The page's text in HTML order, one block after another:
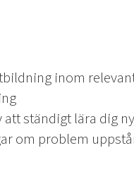
inom
ständigt lära dig
om problem